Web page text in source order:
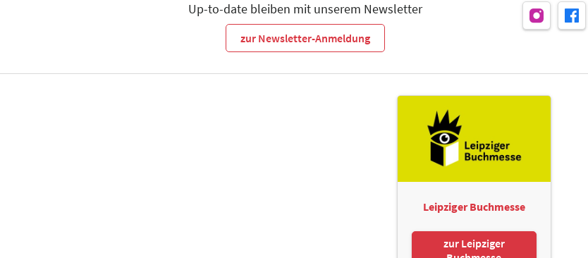
Up-to-date bleiben mit unserem Newsletter
zur Newsletter-Anmeldung
Leipziger Buchmesse
zur Leipziger